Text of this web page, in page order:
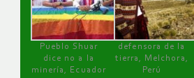
Pueblo Shuar
dice no a la
minería, Ecuador
defensora de la
tierra, Melchora,
Perú